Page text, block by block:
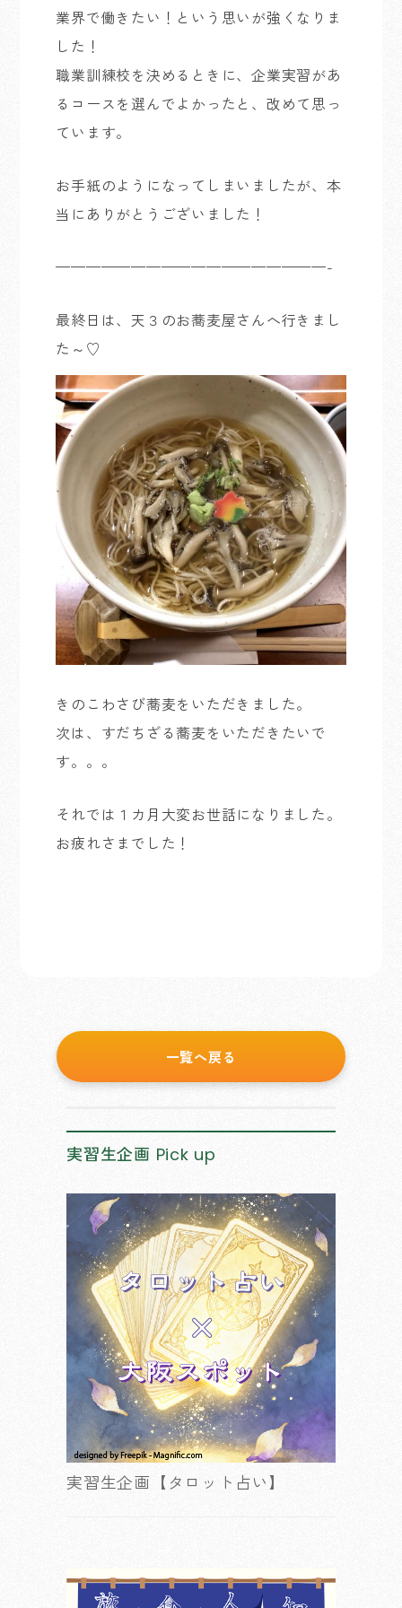
業界で働きたい！という思いが強くなりま
した！
職業訓練校を決めるときに、企業実習があ
るコースを選んでよかったと、改めて思っ
ています。
お手紙のようになってしまいましたが、本
当にありがとうございました！
——————————————————-
最終日は、天３のお蕎麦屋さんへ行きまし
た～♡
きのこわさび蕎麦をいただきました。
次は、すだちざる蕎麦をいただきたいで
す。。。
それでは１カ月大変お世話になりました。
お疲れさまでした！
一覧へ戻る
実習生企画 Pick up
実習生企画【タロット占い】